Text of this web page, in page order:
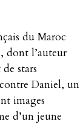
du Maroc
dont l’auteur
stars
Daniel, un
images
d’un jeune